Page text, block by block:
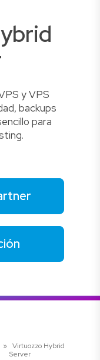
y VPS
backups
para
» Virtuozzo Hybrid
Server